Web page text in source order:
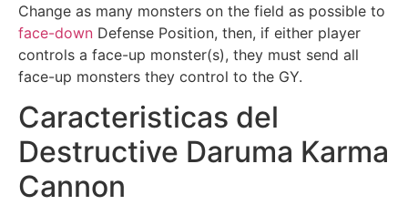
Change as many monsters on the field as possible to
face-down Defense Position, then, if either player
controls a face-up monster(s), they must send all
face-up monsters they control to the GY.
Caracteristicas del
Destructive Daruma Karma
Cannon